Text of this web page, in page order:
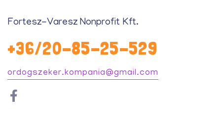
Fortesz-Varesz Nonprofit Kft.
+36/20-85-25-529
ordogszeker.kompania@gmail.com